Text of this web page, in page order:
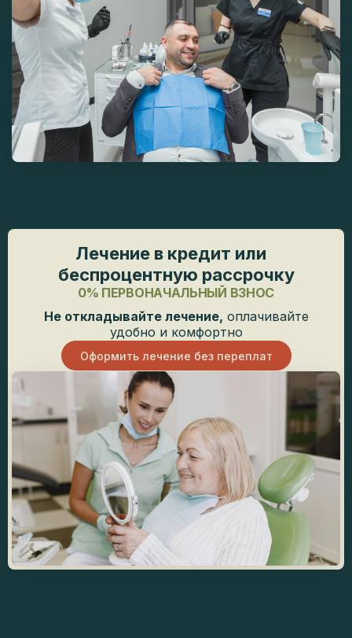
Лечение в кредит или
беспроцентную рассрочку
0% ПЕРВОНАЧАЛЬНЫЙ ВЗНОС
Не откладывайте лечение, оплачивайте
удобно и комфортно
Оформить лечение без переплат